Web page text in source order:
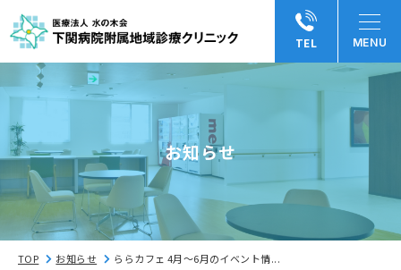
TEL
お知らせ
TOP お知らせ ららカフェ 4月～6月のイベント情...